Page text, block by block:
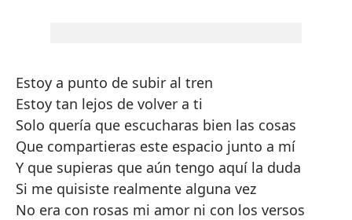
Estoy a punto de subir al tren
Estoy tan lejos de volver a ti
Solo quería que escucharas bien las cosas
Que compartieras este espacio junto a mí
Y que supieras que aún tengo aquí la duda
Si me quisiste realmente alguna vez
No era con rosas mi amor ni con los versos